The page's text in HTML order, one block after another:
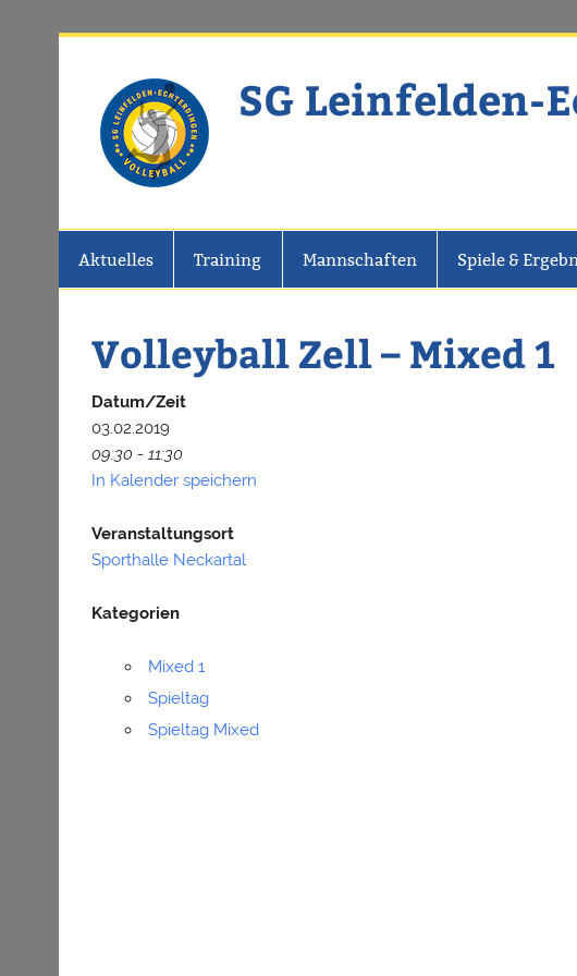
SG Leinfelden-
Aktuelles Training Mannschaften Spiele &
Volleyball Zell – Mixed 1
Datum/Zeit
03.02.2019
09:30 - 11:30
In Kalender speichern
Veranstaltungsort
Sporthalle Neckartal
Kategorien
Mixed 1
Spieltag
Spieltag Mixed